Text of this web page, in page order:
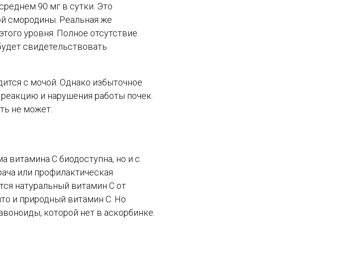
90 мг в сутки. Это
смородины. Реальная же
уровня. Полное отсутствие
свидетельствовать
с мочой. Однако избыточное
и нарушения работы почек.
не может.
витамина С биодоступна, но и с
или профилактическая
натуральный витамин С от
и природный витамин С. Но
которой нет в аскорбинке.